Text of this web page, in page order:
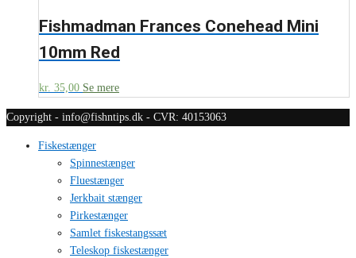
Fishmadman Frances Conehead Mini
10mm Red
kr. 35,00 Se mere
Copyright - info@fishntips.dk - CVR: 40153063
Fiskestænger
Spinnestænger
Fluestænger
Jerkbait stænger
Pirkestænger
Samlet fiskestangssæt
Teleskop fiskestænger